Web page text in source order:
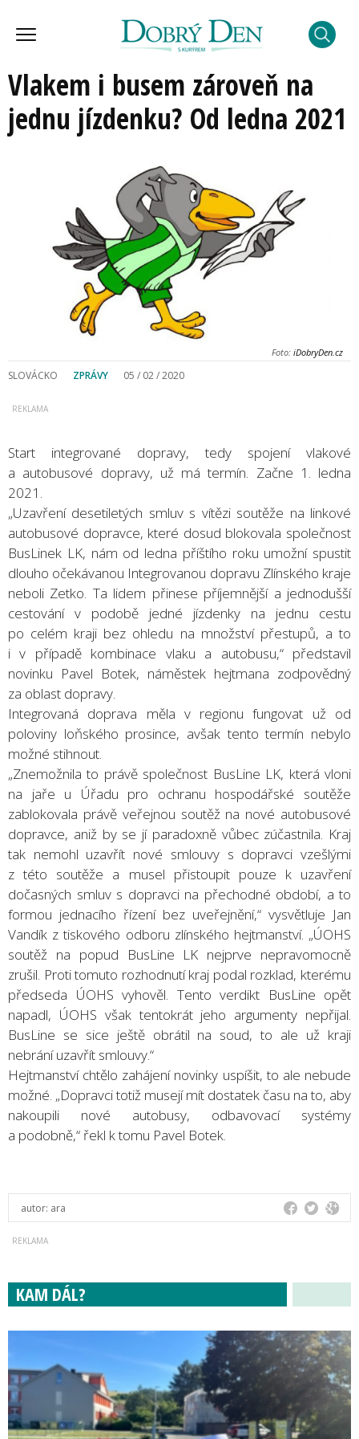
Vlakem i busem zároveň na
jednu jízdenku? Od ledna 2021
Foto: iDobryDen.cz
SLOVÁCKO ZPRÁVY 05 / 02 / 2020
Start integrované dopravy, tedy spojení vlakové
a autobusové dopravy, už má termín. Začne 1. ledna
2021.
„Uzavření desetiletých smluv s vítězi soutěže na linkové
autobusové dopravce, které dosud blokovala společnost
BusLinek LK, nám od ledna příštího roku umožní spustit
dlouho očekávanou Integrovanou dopravu Zlínského kraje
neboli Zetko. Ta lidem přinese příjemnější a jednodušší
cestování v podobě jedné jízdenky na jednu cestu
po celém kraji bez ohledu na množství přestupů, a to
i v případě kombinace vlaku a autobusu,“ představil
novinku Pavel Botek, náměstek hejtmana zodpovědný
za oblast dopravy.
Integrovaná doprava měla v regionu fungovat už od
poloviny loňského prosince, avšak tento termín nebylo
možné stihnout.
„Znemožnila to právě společnost BusLine LK, která vloni
na jaře u Úřadu pro ochranu hospodářské soutěže
zablokovala právě veřejnou soutěž na nové autobusové
dopravce, aniž by se jí paradoxně vůbec zúčastnila. Kraj
tak nemohl uzavřít nové smlouvy s dopravci vzešlými
z této soutěže a musel přistoupit pouze k uzavření
dočasných smluv s dopravci na přechodné období, a to
formou jednacího řízení bez uveřejnění,“ vysvětluje Jan
Vandík z tiskového odboru zlínského hejtmanství. „ÚOHS
soutěž na popud BusLine LK nejprve nepravomocně
zrušil. Proti tomuto rozhodnutí kraj podal rozklad, kterému
předseda ÚOHS vyhověl. Tento verdikt BusLine opět
napadl, ÚOHS však tentokrát jeho argumenty nepřijal.
BusLine se sice ještě obrátil na soud, to ale už kraji
nebrání uzavřít smlouvy.“
Hejtmanství chtělo zahájení novinky uspíšit, to ale nebude
možné. „Dopravci totiž musejí mít dostatek času na to, aby
nakoupili nové autobusy, odbavovací systémy
a podobně,“ řekl k tomu Pavel Botek.
autor: ara
KAM DÁL?